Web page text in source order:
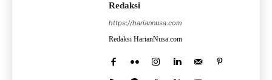
Redaksi
https://hariannusa.com
Redaksi HarianNusa.com